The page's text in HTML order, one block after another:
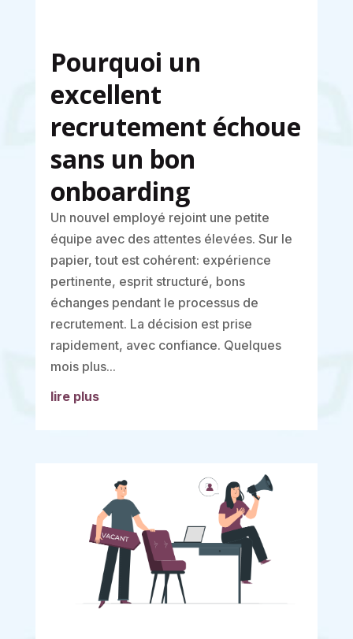
Pourquoi un
excellent
recrutement échoue
sans un bon
onboarding
Un nouvel employé rejoint une petite
équipe avec des attentes élevées. Sur le
papier, tout est cohérent: expérience
pertinente, esprit structuré, bons
échanges pendant le processus de
recrutement. La décision est prise
rapidement, avec confiance. Quelques
mois plus...
lire plus